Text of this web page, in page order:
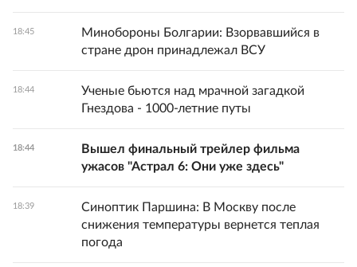
18:45
Минобороны Болгарии: Взорвавшийся в
стране дрон принадлежал ВСУ
18:44
Ученые бьются над мрачной загадкой
Гнездова - 1000-летние путы
18:44
Вышел финальный трейлер фильма
ужасов "Астрал 6: Они уже здесь"
18:39
Синоптик Паршина: В Москву после
снижения температуры вернется теплая
погода